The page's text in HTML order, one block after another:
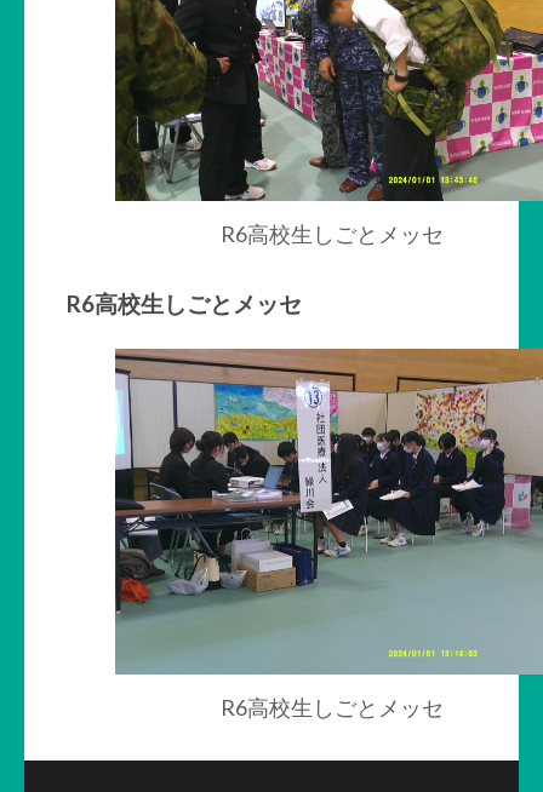
R6高校生しごとメッセ
R6高校生しごとメッセ
R6高校生しごとメッセ